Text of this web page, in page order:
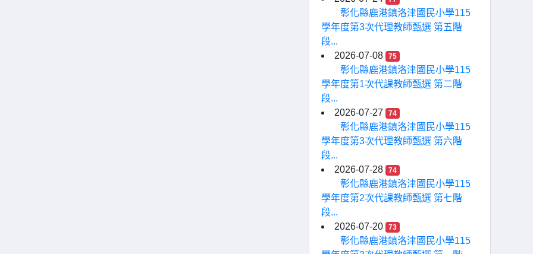
彰化縣鹿港鎮洛津國民小學115
學年度第3次代理教師甄選 第五階
段...
2026-07-08
75
彰化縣鹿港鎮洛津國民小學115
學年度第1次代課教師甄選 第二階
段...
2026-07-27
74
彰化縣鹿港鎮洛津國民小學115
學年度第3次代理教師甄選 第六階
段...
2026-07-28
74
彰化縣鹿港鎮洛津國民小學115
學年度第2次代課教師甄選 第七階
段...
2026-07-20
73
彰化縣鹿港鎮洛津國民小學115